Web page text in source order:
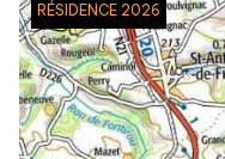
RÉSIDENCE 2026